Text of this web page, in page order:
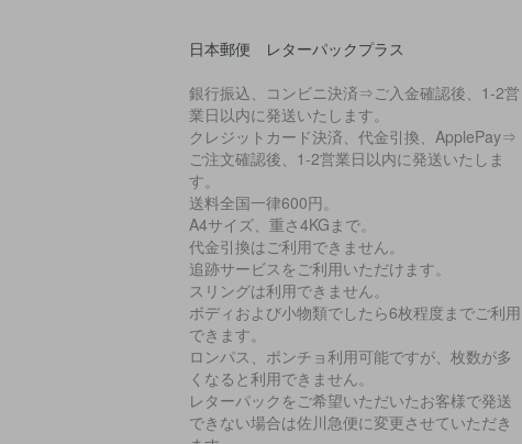
日本郵便 レターパックプラス
銀行振込、コンビニ決済⇒ご入金確認後、1-2営
業日以内に発送いたします。
クレジットカード決済、代金引換、ApplePay⇒
ご注文確認後、1-2営業日以内に発送いたしま
す。
送料全国一律600円。
A4サイズ、重さ4KGまで。
代金引換はご利用できません。
追跡サービスをご利用いただけます。
スリングは利用できません。
ボディおよび小物類でしたら6枚程度までご利用
できます。
ロンパス、ポンチョ利用可能ですが、枚数が多
くなると利用できません。
レターパックをご希望いただいたお客様で発送
できない場合は佐川急便に変更させていただき